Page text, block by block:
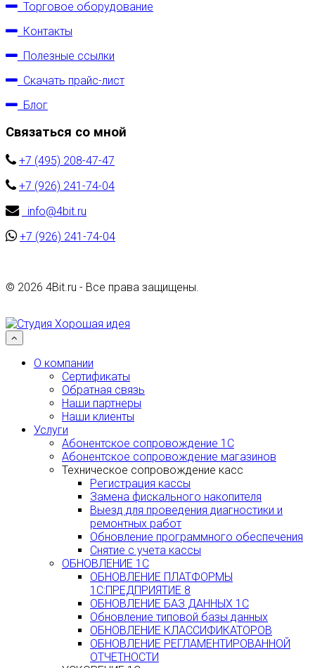
Торговое оборудование
Контакты
Полезные ссылки
Скачать прайс-лист
Блог
Связаться со мной
+7 (495) 208-47-47
+7 (926) 241-74-04
info@4bit.ru
+7 (926) 241-74-04
© 2026 4Bit.ru - Все права защищены.
Наверх
О компании
Сертификаты
Обратная связь
Наши партнеры
Наши клиенты
Услуги
Абонентское сопровождение 1С
Абонентское сопровождение магазинов
Техническое сопровождение касс
Регистрация кассы
Замена фискального накопителя
Выезд для проведения диагностики и
ремонтных работ
Обновление программного обеспечения
Снятие с учета кассы
ОБНОВЛЕНИЕ 1С
ОБНОВЛЕНИЕ ПЛАТФОРМЫ
1С:ПРЕДПРИЯТИЕ 8
ОБНОВЛЕНИЕ БАЗ ДАННЫХ 1С
Обновление типовой базы данных
ОБНОВЛЕНИЕ КЛАССИФИКАТОРОВ
ОБНОВЛЕНИЕ РЕГЛАМЕНТИРОВАННОЙ
ОТЧЕТНОСТИ